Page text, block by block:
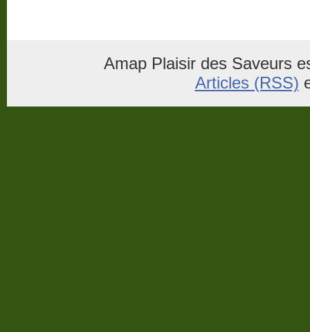
Amap Plaisir des Saveurs
Articles (RSS)